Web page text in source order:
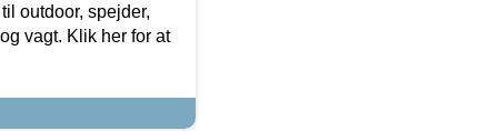
outdoor, spejder,
vagt. Klik her for at